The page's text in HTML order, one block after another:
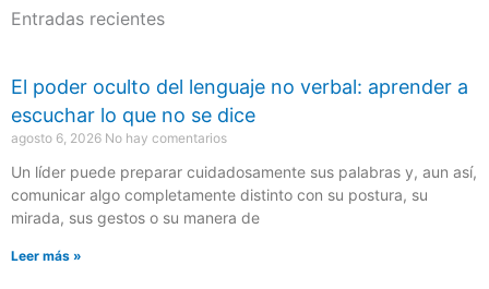
Entradas recientes
El poder oculto del lenguaje no verbal: aprender a
escuchar lo que no se dice
agosto 6, 2026 No hay comentarios
Un líder puede preparar cuidadosamente sus palabras y, aun así,
comunicar algo completamente distinto con su postura, su
mirada, sus gestos o su manera de
Leer más »